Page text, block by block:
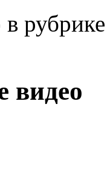
в
видео